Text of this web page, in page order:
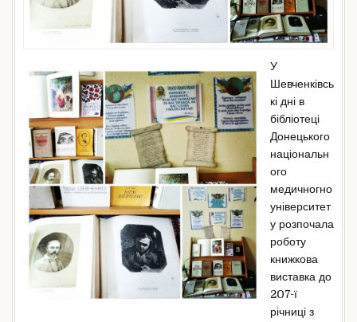
У
Шевченківсь
кі дні в
бібліотеці
Донецького
національн
ого
медичногно
університет
у розпочала
роботу
книжкова
виставка до
207-ї
річниці з